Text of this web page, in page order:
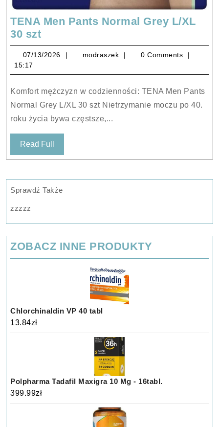
TENA Men Pants Normal Grey L/XL
30 sztTENA
Men
Pants
Normal
L/XL
30
szt
07/13/2026 07/13/2026
modraszek modraszek
0 Comments
15:17
Komfort mężczyzn w codzienności: TENA Men Pants
Normal Grey L/XL 30 szt Nietrzymanie moczu po 40.
roku życia bywa częstsze,...
Read Full
Full
Sprawdź Także
zzzzz
ZOBACZ INNE PRODUKTY
Chlorchinaldin VP 40 tabl
13.84zł
Polpharma Tadafil Maxigra 10 Mg - 16tabl.
399.99zł